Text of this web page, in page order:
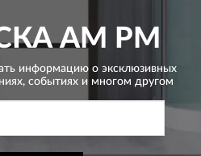
AM PM
информацию о эксклюзивных
событиях и многом другом